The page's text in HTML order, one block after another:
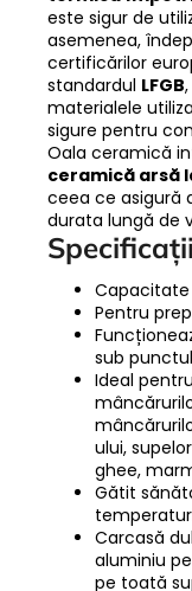
este sigur de
asemenea,
certificărilor
standardul LFGB
materialele
sigure pentru
Oala ceramică
ceramică arsă
ceea ce asigură
durata lungă de
Capacitate
Pentru
sub
Ideal
ului,
ghee,
Gătit
Carcasă
aluminiu
pe toată